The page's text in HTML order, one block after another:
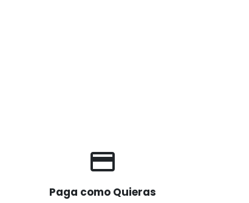
credit_card
Paga como Quieras